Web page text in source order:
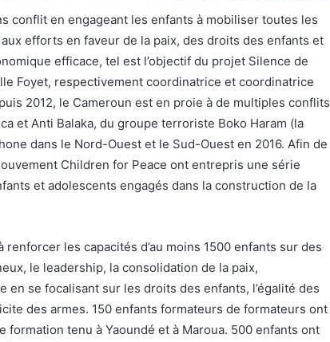
conflit en engageant les enfants à mobiliser toutes les
efforts en faveur de la paix, des droits des enfants et
efficace, tel est l’objectif du projet Silence de
Foyet, respectivement coordinatrice et coordinatrice
2012, le Cameroun est en proie à de multiples conflits
et Anti Balaka, du groupe terroriste Boko Haram (la
dans le Nord-Ouest et le Sud-Ouest en 2016. Afin de
Children for Peace ont entrepris une série
et adolescents engagés dans la construction de la
les capacités d’au moins 1500 enfants sur des
le leadership, la consolidation de la paix,
en se focalisant sur les droits des enfants, l’égalité des
des armes. 150 enfants formateurs de formateurs ont
formation tenu à Yaoundé et à Maroua. 500 enfants ont